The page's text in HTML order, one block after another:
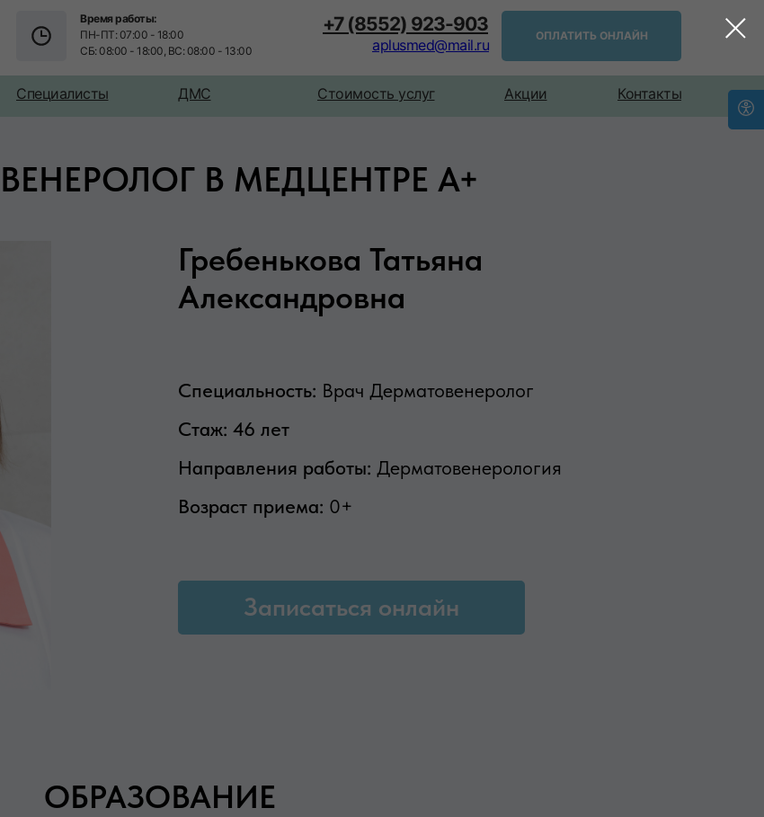
+7 (8552) 923-903
Время работы:
ПН-ПТ: 07:00 - 18:00
СБ: 08:00 - 18:00, ВС: 08:00 - 13:00
aplusmed@mail.ru
ОПЛАТИТЬ ОНЛАЙН
Контакты
Акции
Стоимость услуг
ДМС
Специалисты
В МЕДЦЕНТРЕ А+
Гребенькова Татьяна
Александровна
Специальность: Врач Дерматовенеролог
Стаж: 46 лет
Направления работы: Дерматовенерология
Возраст приема: 0+
Записаться онлайн
ОБРАЗОВАНИЕ